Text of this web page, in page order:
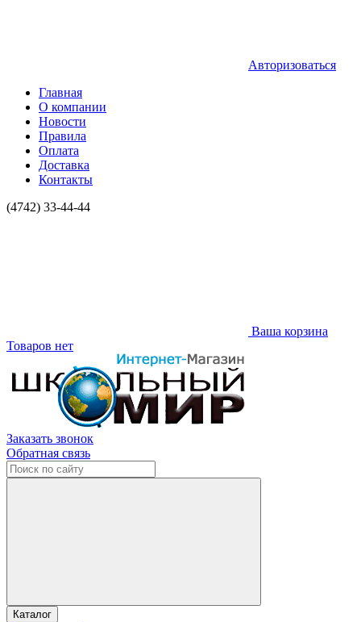
Авторизоваться
Главная
О компании
Новости
Правила
Оплата
Доставка
Контакты
(4742) 33-44-44
Ваша корзина
Товаров нет
Заказать звонок
Обратная связь
Каталог